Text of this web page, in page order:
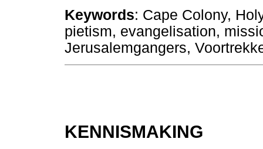
Keywords: Cape Colony,
pietism, evangelisation,
Jerusalemgangers,
KENNISMAKING